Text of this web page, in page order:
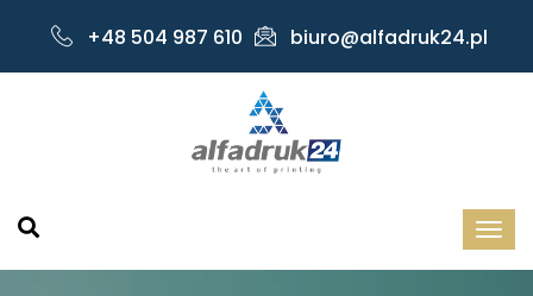
+48 504 987 610 biuro@alfadruk24.pl